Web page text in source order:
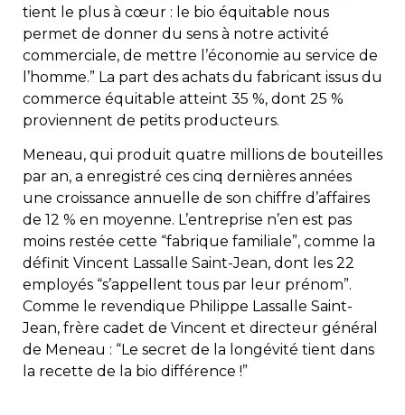
tient le plus à cœur : le bio équitable nous
permet de donner du sens à notre activité
commerciale, de mettre l’économie au service de
l’homme.” La part des achats du fabricant issus du
commerce équitable atteint 35 %, dont 25 %
proviennent de petits producteurs.
Meneau, qui produit quatre millions de bouteilles
par an, a enregistré ces cinq dernières années
une croissance annuelle de son chiffre d’affaires
de 12 % en moyenne. L’entreprise n’en est pas
moins restée cette “fabrique familiale”, comme la
définit Vincent Lassalle Saint-Jean, dont les 22
employés “s’appellent tous par leur prénom”.
Comme le revendique Philippe Lassalle Saint-
Jean, frère cadet de Vincent et directeur général
de Meneau : “Le secret de la longévité tient dans
la recette de la bio différence !”